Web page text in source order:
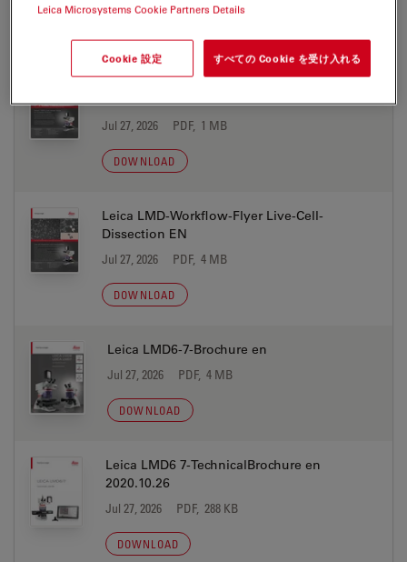
Leica LMD-Workflow-Flyer Cancer-Research
DNA EN
Jul 27, 2026 PDF, 1 MB
DOWNLOAD
Leica LMD-Workflow-Flyer Live-Cell-
Dissection EN
Jul 27, 2026 PDF, 4 MB
DOWNLOAD
Leica LMD6-7-Brochure en
Jul 27, 2026 PDF, 4 MB
DOWNLOAD
Leica LMD6 7-TechnicalBrochure en
2020.10.26
Jul 27, 2026 PDF, 288 KB
DOWNLOAD
Leica Microsystems Cookie Partners Details
Cookie 設定 すべての Cookie を受け入れる